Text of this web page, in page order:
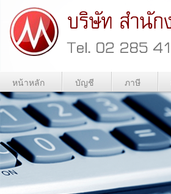
หน้าหลัก บัญชี ภาษี